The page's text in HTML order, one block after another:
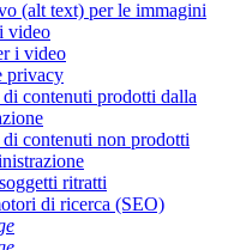
(alt text) per le immagini
video
i video
privacy
contenuti prodotti dalla
contenuti non prodotti
ritratti
di ricerca (SEO)